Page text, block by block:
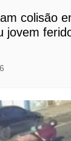
colisão
jovem